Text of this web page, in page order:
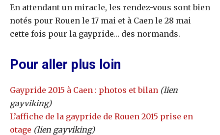
En attendant un miracle, les rendez-vous sont bien
notés pour Rouen le 17 mai et à Caen le 28 mai
cette fois pour la gaypride… des normands.
Pour aller plus loin
Gaypride 2015 à Caen : photos et bilan (lien
gayviking)
L’affiche de la gaypride de Rouen 2015 prise en
otage (lien gayviking)